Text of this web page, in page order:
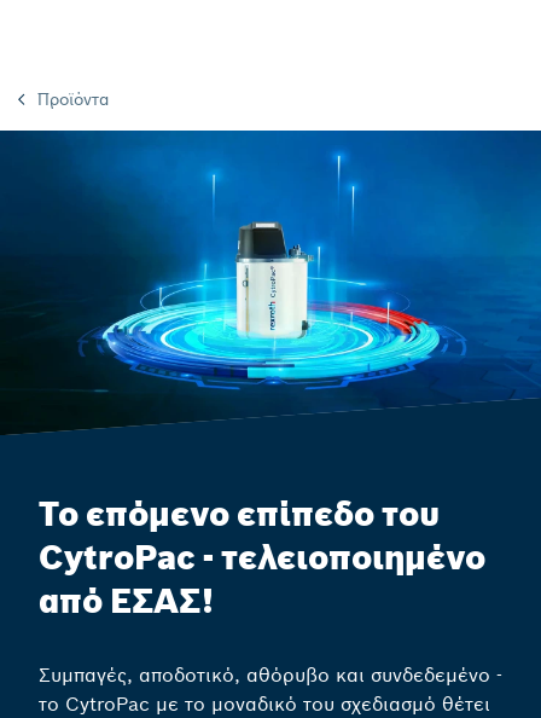
Προϊόντα
Το επόμενο επίπεδο του
CytroPac - τελειοποιημένο
από ΕΣΑΣ!
Συμπαγές, αποδοτικό, αθόρυβο και συνδεδεμένο -
το CytroPac με το μοναδικό του σχεδιασμό θέτει